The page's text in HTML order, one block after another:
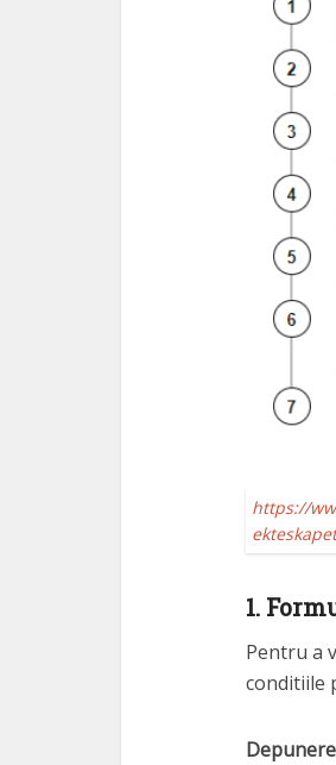
https://
1.
Pentru a
conditiile